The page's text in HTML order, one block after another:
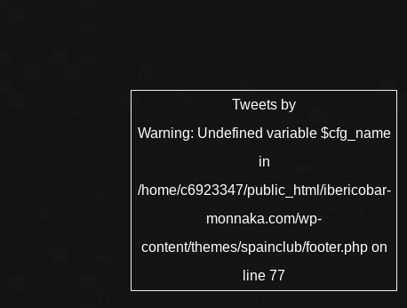
Tweets by
Warning: Undefined variable $cfg_name
in
/home/c6923347/public_html/ibericobar-
monnaka.com/wp-
content/themes/spainclub/footer.phpon
line 77